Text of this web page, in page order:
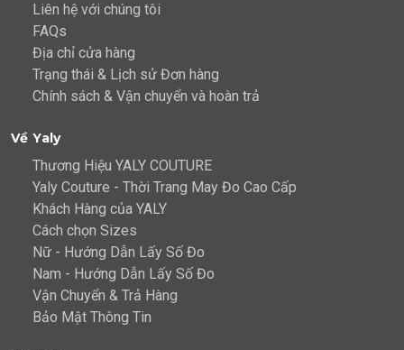
Liên hệ với chúng tôi
FAQs
Địa chỉ cửa hàng
Trạng thái & Lịch sử Đơn hàng
Chính sách & Vận chuyển và hoàn trả
Về Yaly
Thương Hiệu YALY COUTURE
Yaly Couture - Thời Trang May Đo Cao Cấp
Khách Hàng của YALY
Cách chọn Sizes
Nữ - Hướng Dẫn Lấy Số Đo
Nam - Hướng Dẫn Lấy Số Đo
Vận Chuyển & Trả Hàng
Bảo Mật Thông Tin